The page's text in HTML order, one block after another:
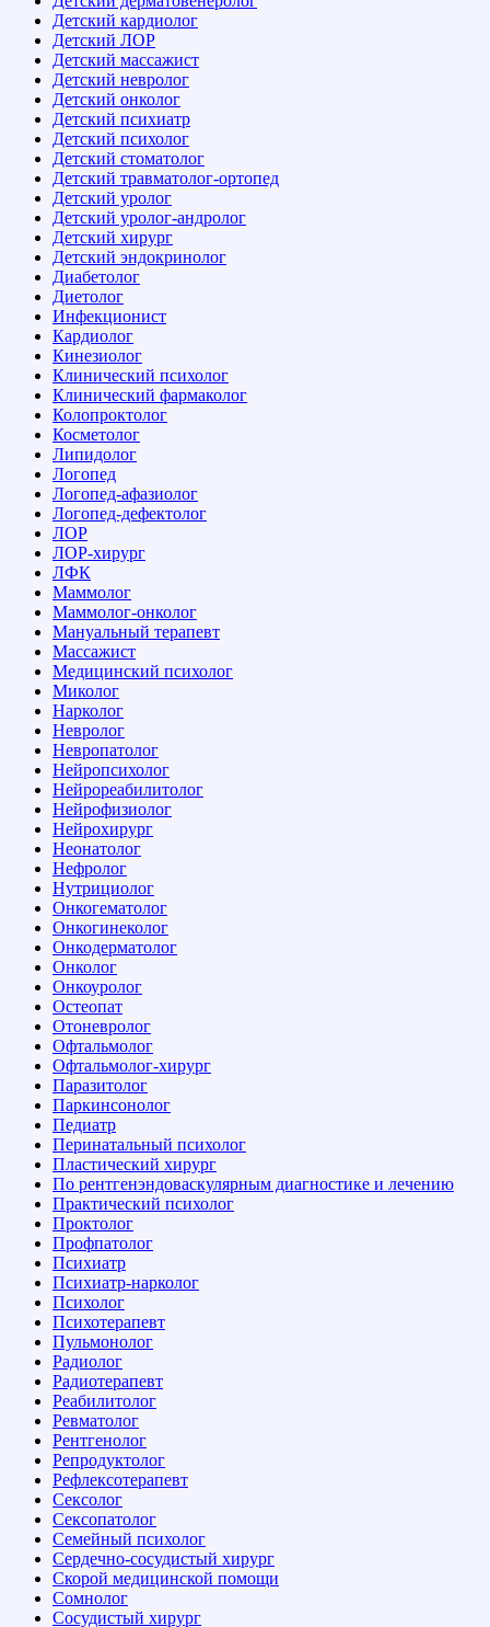
Детский кардиолог
Детский ЛОР
Детский массажист
Детский невролог
Детский онколог
Детский психиатр
Детский психолог
Детский стоматолог
Детский травматолог-ортопед
Детский уролог
Детский уролог-андролог
Детский хирург
Детский эндокринолог
Диабетолог
Диетолог
Инфекционист
Кардиолог
Кинезиолог
Клинический психолог
Клинический фармаколог
Колопроктолог
Косметолог
Липидолог
Логопед
Логопед-афазиолог
Логопед-дефектолог
ЛОР
ЛОР-хирург
ЛФК
Маммолог
Маммолог-онколог
Мануальный терапевт
Массажист
Медицинский психолог
Миколог
Нарколог
Невролог
Невропатолог
Нейропсихолог
Нейрореабилитолог
Нейрофизиолог
Нейрохирург
Неонатолог
Нефролог
Нутрициолог
Онкогематолог
Онкогинеколог
Онкодерматолог
Онколог
Онкоуролог
Остеопат
Отоневролог
Офтальмолог
Офтальмолог-хирург
Паразитолог
Паркинсонолог
Педиатр
Перинатальный психолог
Пластический хирург
По рентгенэндоваскулярным диагностике и лечению
Практический психолог
Проктолог
Профпатолог
Психиатр
Психиатр-нарколог
Психолог
Психотерапевт
Пульмонолог
Радиолог
Радиотерапевт
Реабилитолог
Ревматолог
Рентгенолог
Репродуктолог
Рефлексотерапевт
Сексолог
Сексопатолог
Семейный психолог
Сердечно-сосудистый хирург
Скорой медицинской помощи
Сомнолог
Сосудистый хирург